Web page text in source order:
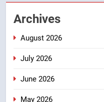
5
Archives
August 2026
July 2026
June 2026
May 2026